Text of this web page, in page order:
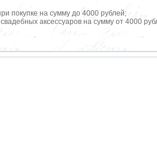
покупке на сумму до 4000 рублей;
аксессуаров на сумму от 4000